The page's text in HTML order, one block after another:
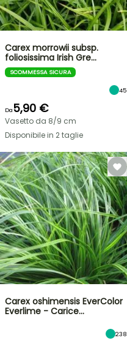
Carex morrowii subsp.
foliosissima Irish Gre…
SCOMMESSA SICURA
45
Da5,90 €
Vasetto da 8/9 cm
Disponibile in 2 taglie
Carex oshimensis EverColor
Everlime - Carice…
238